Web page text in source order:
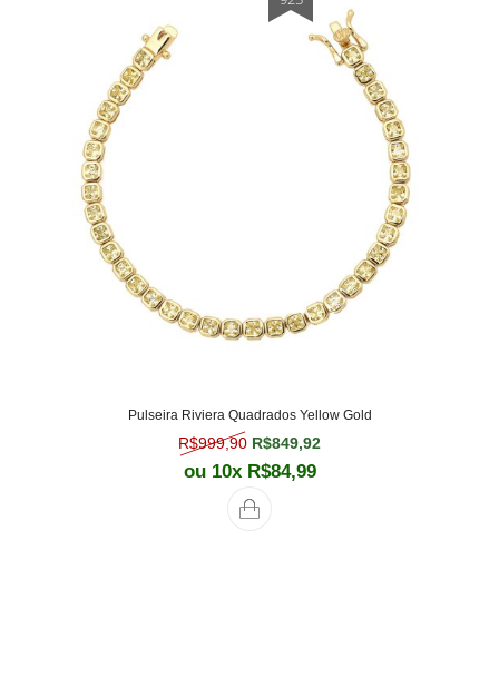
Pulseira Riviera Quadrados Yellow Gold
R$999,90 O preço original era: R$999,90.
R$849,92
ou 10x R$84,99